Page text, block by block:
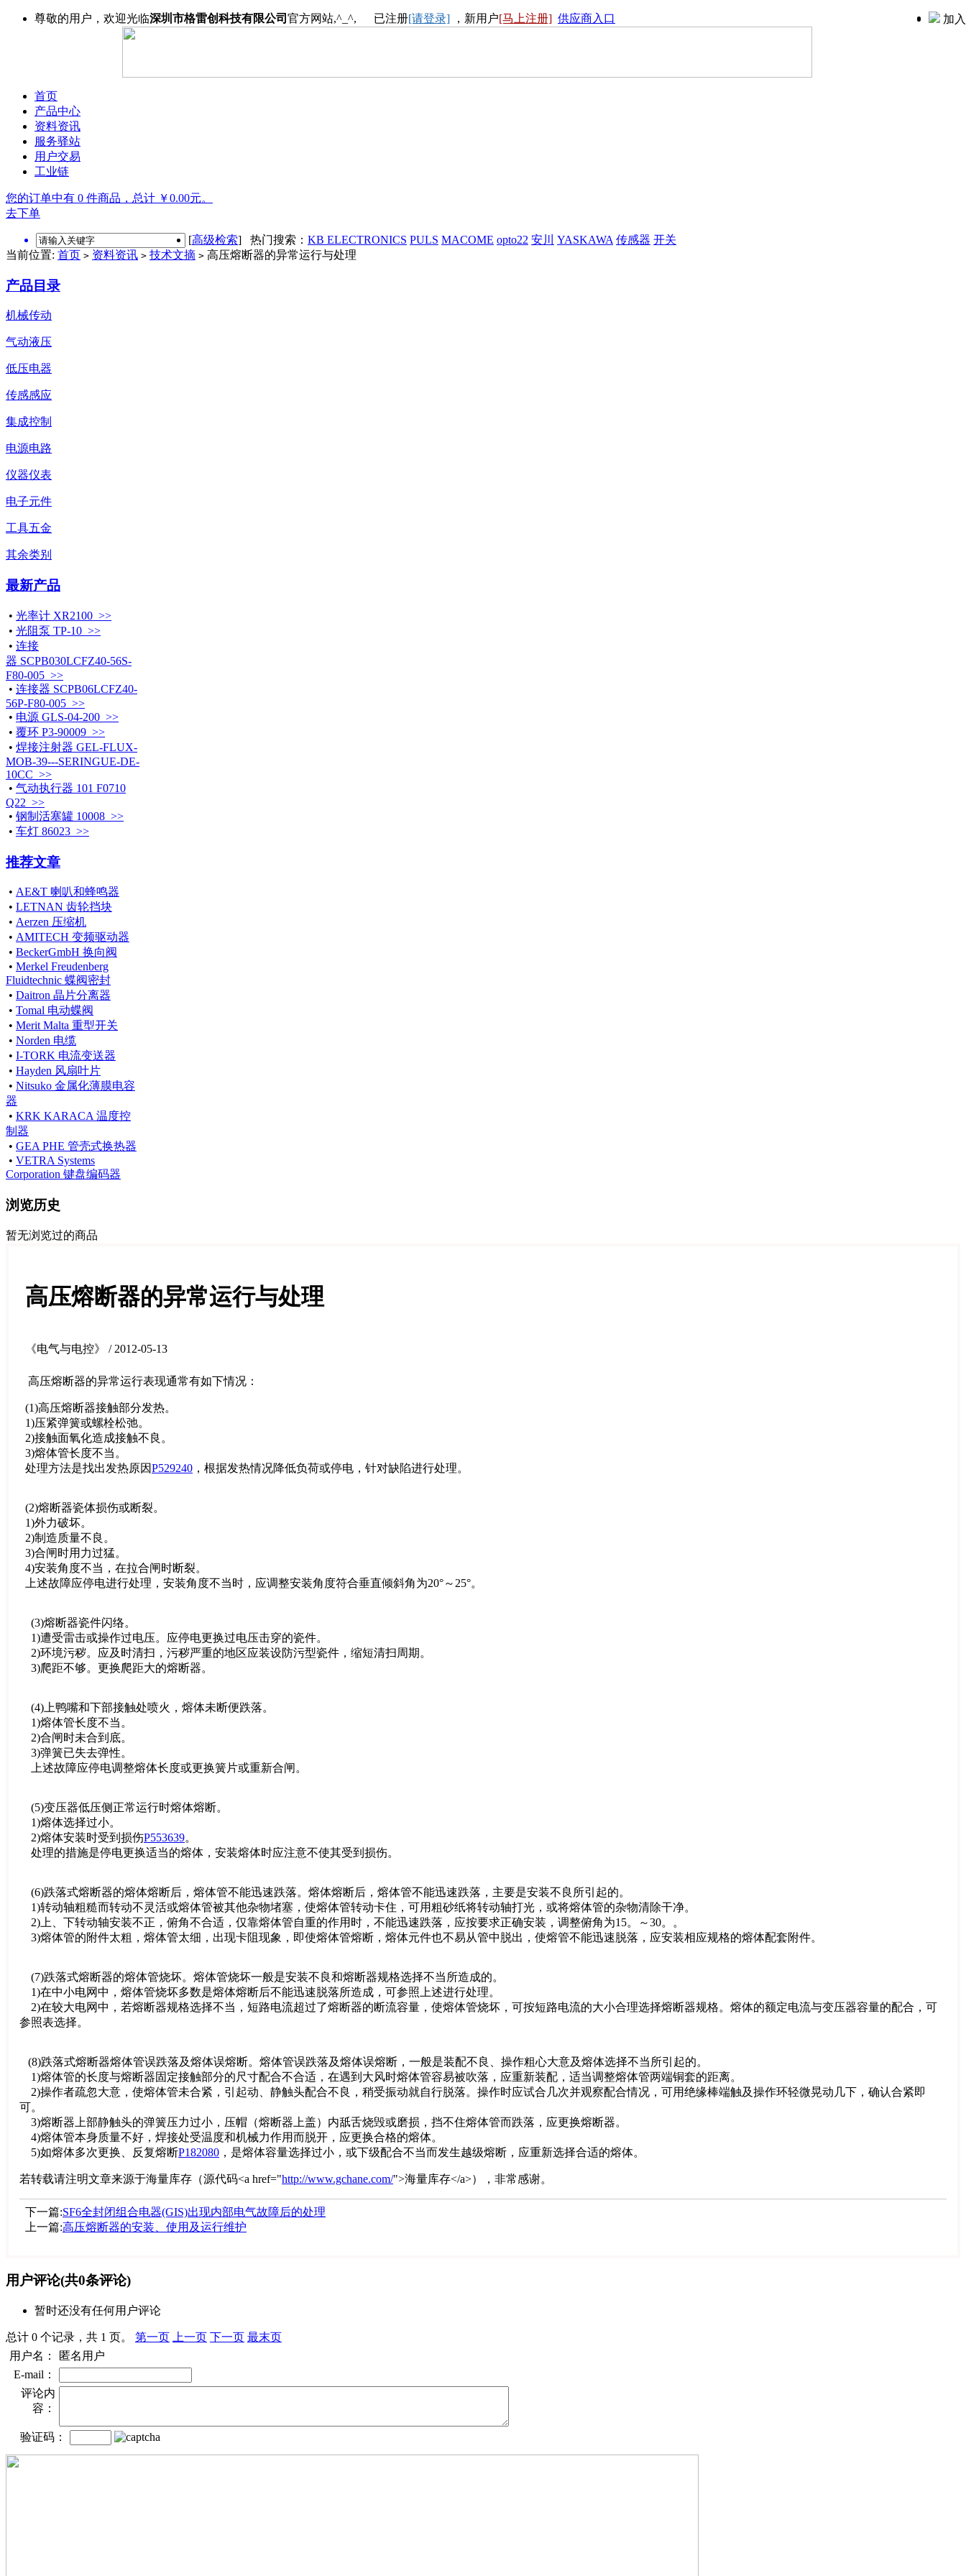
尊敬的用户，欢迎光临深圳市格雷创科技有限公司 官方网站,^_^, 已注册[请登录] ，新用户[马上注册] 供应商入口 加
首页
产品中心
资料资讯
服务驿站
用户交易
工业链
您的订单中有 0 件商品，总计 ￥0.00元。
去下单
[高级检索] 热门搜索： KB ELECTRONICS PULS MACOME opto22 安川 YASKAWA 传感器 开关
当前位置: 首页 > 资料资讯 > 技术文摘 > 高压熔断器的异常运行与处理
产品目录
机械传动
气动液压
低压电器
传感感应
集成控制
电源电路
仪器仪表
电子元件
工具五金
其余类别
最新产品
• 光率计 XR2100 >>
• 光阻泵 TP-10 >>
• 连接
器 SCPB030LCFZ40-56S-
F80-005 >>
• 连接器 SCPB06LCFZ40-
56P-F80-005 >>
• 电源 GLS-04-200 >>
• 覆环 P3-90009 >>
• 焊接注射器 GEL-FLUX-
MOB-39---SERINGUE-DE-
10CC >>
• 气动执行器 101 F0710
Q22 >>
• 钢制活塞罐 10008 >>
• 车灯 86023 >>
推荐文章
• AE&T 喇叭和蜂鸣器
• LETNAN 齿轮挡块
• Aerzen 压缩机
• AMITECH 变频驱动器
• BeckerGmbH 换向阀
• Merkel Freudenberg
Fluidtechnic 蝶阀密封
• Daitron 晶片分离器
• Tomal 电动蝶阀
• Merit Malta 重型开关
• Norden 电缆
• I-TORK 电流变送器
• Hayden 风扇叶片
• Nitsuko 金属化薄膜电容
器
• KRK KARACA 温度控
制器
• GEA PHE 管壳式换热器
• VETRA Systems
Corporation 键盘编码器
浏览历史
暂无浏览过的商品
高压熔断器的异常运行与处理
《电气与电控》 / 2012-05-13
高压熔断器的异常运行表现通常有如下情况：
(1)高压熔断器接触部分发热。
1)压紧弹簧或螺栓松弛。
2)接触面氧化造成接触不良。
3)熔体管长度不当。
处理方法是找出发热原因P529240 ，根据发热情况降低负荷或停电，针对缺陷进行处理。
(2)熔断器瓷体损伤或断裂。
1)外力破坏。
2)制造质量不良。
3)合闸时用力过猛。
4)安装角度不当，在拉合闸时断裂。
上述故障应停电进行处理，安装角度不当时，应调整安装角度符合垂直倾斜角为20°～25°。
(3)熔断器瓷件闪络。
1)遭受雷击或操作过电压。应停电更换过电压击穿的瓷件。
2)环境污秽。应及时清扫，污秽严重的地区应装设防污型瓷件，缩短清扫周期。
3)爬距不够。更换爬距大的熔断器。
(4)上鸭嘴和下部接触处喷火，熔体未断便跌落。
1)熔体管长度不当。
2)合闸时未合到底。
3)弹簧已失去弹性。
上述故障应停电调整熔体长度或更换簧片或重新合闸。
(5)变压器低压侧正常运行时熔体熔断。
1)熔体选择过小。
2)熔体安装时受到损伤P553639。
处理的措施是停电更换适当的熔体，安装熔体时应注意不使其受到损伤。
(6)跌落式熔断器的熔体熔断后，熔体管不能迅速跌落。熔体熔断后，熔体管不能迅速跌落，主要是安装不良所引起的。
1)转动轴粗糙而转动不灵活或熔体管被其他杂物堵塞，使熔体管转动卡住，可用粗砂纸将转动轴打光，或将熔体管的杂物清除干净。
2)上、下转动轴安装不正，俯角不合适，仅靠熔体管自重的作用时，不能迅速跌落，应按要求正确安装，调整俯角为15。～30。。
3)熔体管的附件太粗，熔体管太细，出现卡阻现象，即使熔体管熔断，熔体元件也不易从管中脱出，使熔管不能迅速脱落，应安装相应规格的熔体配套附件。
(7)跌落式熔断器的熔体管烧坏。熔体管烧坏一般是安装不良和熔断器规格选择不当所造成的。
1)在中小电网中，熔体管烧坏多数是熔体熔断后不能迅速脱落所造成，可参照上述进行处理。
2)在较大电网中，若熔断器规格选择不当，短路电流超过了熔断器的断流容量，使熔体管烧坏，可按短路电流的大小合理选择熔断器规格。熔体的额定电流与变压器容量的配合，可
参照表选择。
(8)跌落式熔断器熔体管误跌落及熔体误熔断。熔体管误跌落及熔体误熔断，一般是装配不良、操作粗心大意及熔体选择不当所引起的。
1)熔体管的长度与熔断器固定接触部分的尺寸配合不合适，在遇到大风时熔体管容易被吹落，应重新装配，适当调整熔体管两端铜套的距离。
2)操作者疏忽大意，使熔体管未合紧，引起动、静触头配合不良，稍受振动就自行脱落。操作时应试合几次并观察配合情况，可用绝缘棒端触及操作环轻微晃动几下，确认合紧即
可。
3)熔断器上部静触头的弹簧压力过小，压帽（熔断器上盖）内舐舌烧毁或磨损，挡不住熔体管而跌落，应更换熔断器。
4)熔体管本身质量不好，焊接处受温度和机械力作用而脱开，应更换合格的熔体。
5)如熔体多次更换、反复熔断P182080 ，是熔体容量选择过小，或下级配合不当而发生越级熔断，应重新选择合适的熔体。
若转载请注明文章来源于海量库存（源代码<a href="http://www.gchane.com/">海量库存</a>），非常感谢。
下一篇:SF6全封闭组合电器(GIS)出现内部电气故障后的处理
上一篇:高压熔断器的安装、使用及运行维护
用户评论(共0条评论)
暂时还没有任何用户评论
总计 0 个记录，共 1 页。 第一页 上一页 下一页 最末页
用户名：
匿名用户
E-mail：
评论内
容：
验证码：